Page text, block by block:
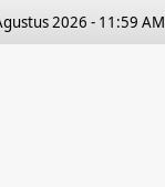
2026 - 11:59 AM